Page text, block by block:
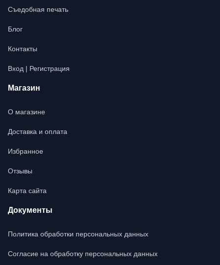
Съедобная печать
Блог
Контакты
Вход | Регистрация
Магазин
О магазине
Доставка и оплата
Избранное
Отзывы
Карта сайта
Документы
Политика обработки персональных данных
Согласие на обработку персональных данных